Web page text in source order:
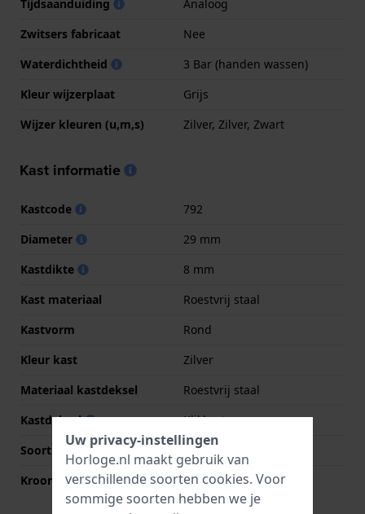
Tijdsaanduiding
Analoog
Zwitsers fabricaat
Nee
Waterdichtheid
3 Bar (handen wassen)
Kleur wijzerplaat
Grijs
Wijzer kleuren (u,m,s)
Zilver, Zilver, Zwart
Kast informatie
Kastcode
792
Diameter
29 mm
Kastdikte
8 mm
Kast materiaal
Roestvrij staal
Kastvorm
Rond
Kleur kast
Zilver
Materiaal kastdeksel
Roestvrij staal
Kastdeksel
Klikkast
Soort glas
Mineraal
Kroon
Trek kroon
Uw privacy-instellingen
Horloge.nl maakt gebruik van
verschillende soorten cookies. Voor
sommige soorten hebben we je